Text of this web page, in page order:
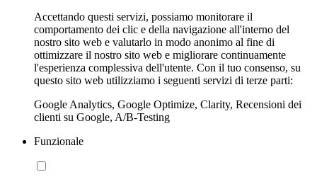
Accettando questi servizi, possiamo monitorare il
comportamento dei clic e della navigazione all'interno del
nostro sito web e valutarlo in modo anonimo al fine di
ottimizzare il nostro sito web e migliorare continuamente
l'esperienza complessiva dell'utente. Con il tuo consenso, su
questo sito web utilizziamo i seguenti servizi di terze parti:
Google Analytics, Google Optimize, Clarity, Recensioni dei
clienti su Google, A/B-Testing
Funzionale